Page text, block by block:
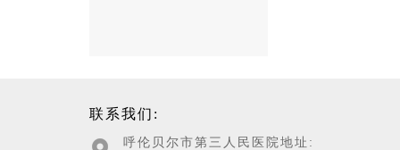
联系我们:
呼伦贝尔市第三人民医院地址: